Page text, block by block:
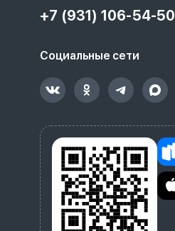
+7 (931) 106-54-50
Социальные сети